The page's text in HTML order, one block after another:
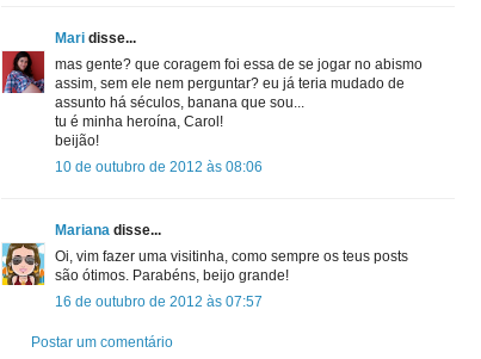
Mari disse...
mas gente? que coragem foi essa de se jogar no abismo
assim, sem ele nem perguntar? eu já teria mudado de
assunto há séculos, banana que sou...
tu é minha heroína, Carol!
beijão!
10 de outubro de 2012 às 08:06
Mariana disse...
Oi, vim fazer uma visitinha, como sempre os teus posts
são ótimos. Parabéns, beijo grande!
16 de outubro de 2012 às 07:57
Postar um comentário